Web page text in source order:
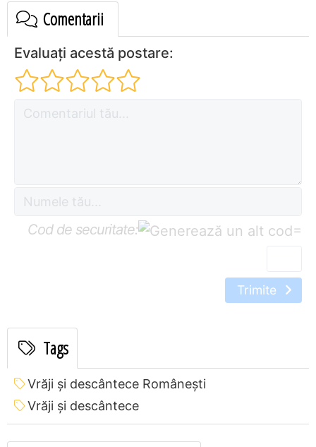
Comentarii
Evaluați acestă postare:
Cod de securitate: =
Trimite
Tags
Vrăji și descântece Româneşti
Vrăji și descântece